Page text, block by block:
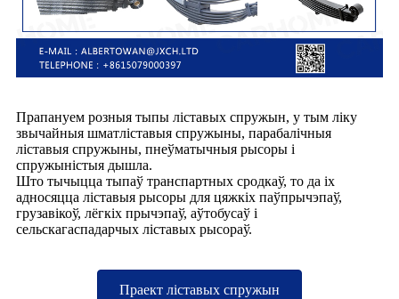
Прапануем розныя тыпы ліставых спружын, у тым ліку
звычайныя шматліставыя спружыны, парабалічныя
ліставыя спружыны, пнеўматычныя рысоры і
спружыністыя дышла.
Што тычыцца тыпаў транспартных сродкаў, то да іх
адносяцца ліставыя рысоры для цяжкіх паўпрычэпаў,
грузавікоў, лёгкіх прычэпаў, аўтобусаў і
сельскагаспадарчых ліставых рысораў.
Праект ліставых спружын